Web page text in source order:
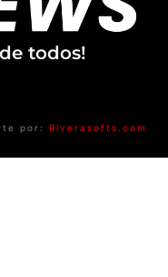
todos!
por: Riverasofts.com